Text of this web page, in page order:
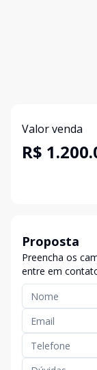
Valor venda
R$
Proposta
Preencha os
entre em